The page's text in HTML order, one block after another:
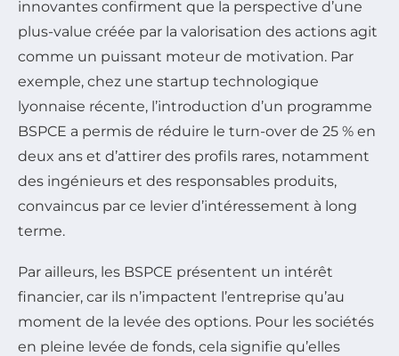
innovantes confirment que la perspective d’une
plus-value créée par la valorisation des actions agit
comme un puissant moteur de motivation. Par
exemple, chez une startup technologique
lyonnaise récente, l’introduction d’un programme
BSPCE a permis de réduire le turn-over de 25 % en
deux ans et d’attirer des profils rares, notamment
des ingénieurs et des responsables produits,
convaincus par ce levier d’intéressement à long
terme.
Par ailleurs, les BSPCE présentent un intérêt
financier, car ils n’impactent l’entreprise qu’au
moment de la levée des options. Pour les sociétés
en pleine levée de fonds, cela signifie qu’elles